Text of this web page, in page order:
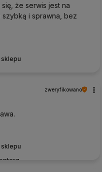
że serwis jest na
szybką i sprawna, bez
zweryfikowano